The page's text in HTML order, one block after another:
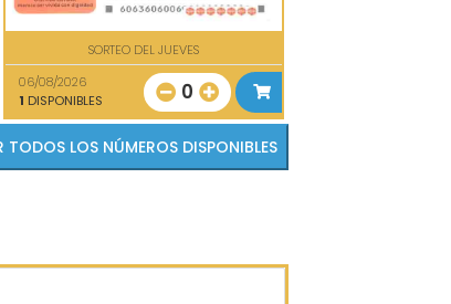
SORTEO DEL JUEVES
06/08/2026
1 DISPONIBLES 0
VER TODOS LOS NÚMEROS DISPONIBLES